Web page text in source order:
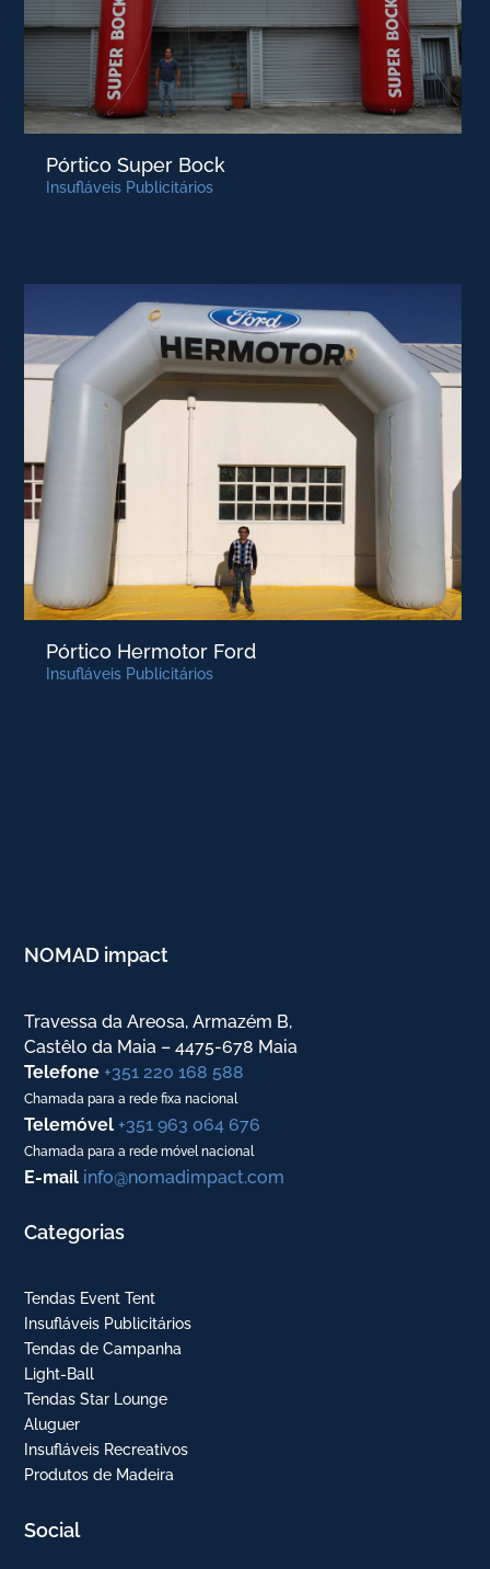
Pórtico Super Bock
Insufláveis Publicitários
Pórtico Hermotor Ford
Insufláveis Publicitários
NOMAD impact
Travessa da Areosa, Armazém B,
Castêlo da Maia – 4475-678 Maia
Telefone +351 220 168 588
Chamada para a rede fixa nacional
Telemóvel +351 963 064 676
Chamada para a rede móvel nacional
E-mail info@nomadimpact.com
Categorias
Tendas Event Tent
Insufláveis Publicitários
Tendas de Campanha
Light-Ball
Tendas Star Lounge
Aluguer
Insufláveis Recreativos
Produtos de Madeira
Social